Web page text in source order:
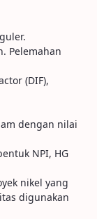
Pelemahan
(DIF),
dengan nilai
NPI, HG
nikel yang
digunakan